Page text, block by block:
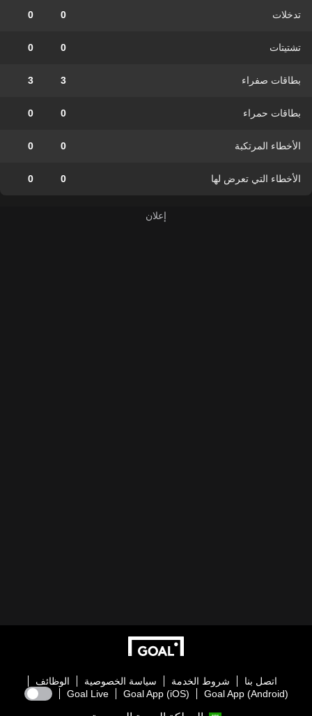
تدخلات 0
0
تشتيتات 0
0
بطاقات صفراء 3
3
بطاقات حمراء 0
0
الأخطاء المرتكبة 0
0
الأخطاء التي تعرض لها 0
0
اتصل بنا شروط الخدمة سياسة الخصوصية
الوظائف
Goal App (Android)
Goal App (iOS)
Goal Live